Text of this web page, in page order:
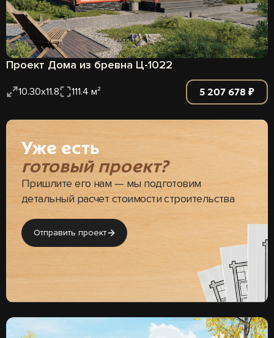
Проект Дома из бревна Ц-1022
10.30x11.8 111.4 м² 5 207 678 ₽
Уже есть
готовый проект?
Пришлите его нам — мы подготовим
детальный расчет стоимости строительства
Отправить проект